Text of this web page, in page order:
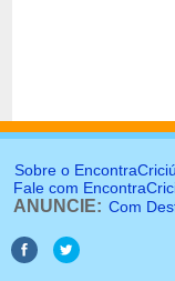
Sobre o
Fale com
ANUNCIE: Com